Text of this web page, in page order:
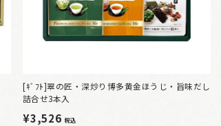
[ｷﾞﾌﾄ]翠の匠・深炒り博多黄金ほうじ・旨味だし
詰合せ3本入
¥3,526税込